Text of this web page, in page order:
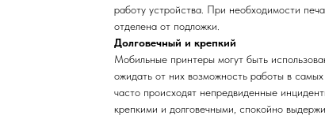
работу устройства. При необходимости
отделена от подложки.
Долговечный и крепкий
Мобильные принтеры могут быть
ожидать от них возможность работы в
часто происходят непредвиденные
крепкими и долговечными, спокойно